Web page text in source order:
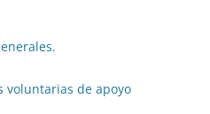
voluntarias de apoyo